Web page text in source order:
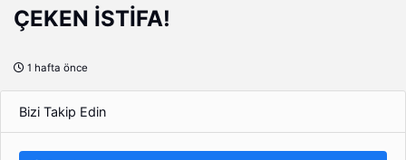
ÇEKEN İSTİFA!
1 hafta önce
Bizi Takip Edin